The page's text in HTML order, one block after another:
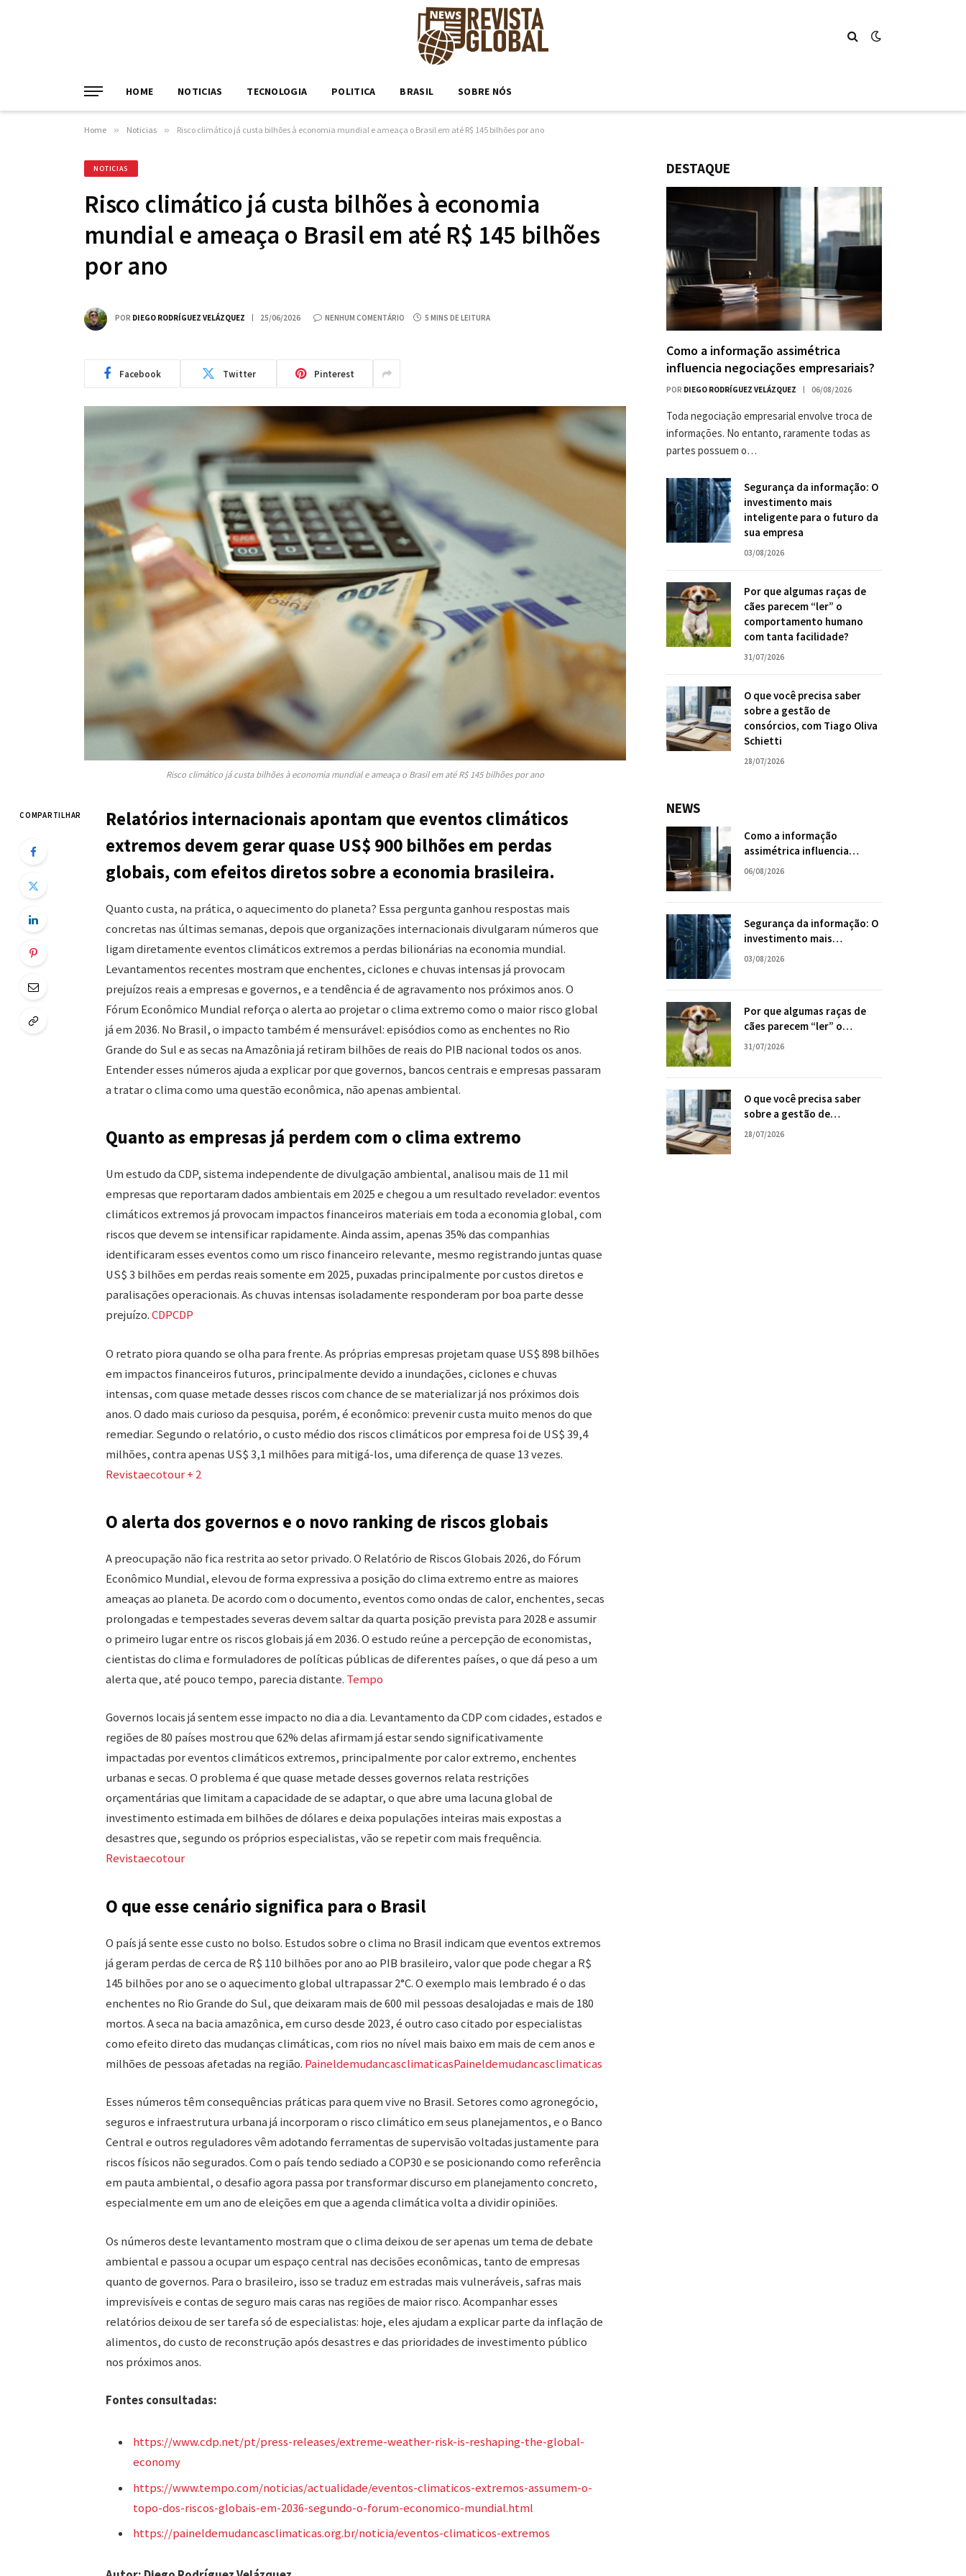
HOME NOTICIAS TECNOLOGIA POLITICA BRASIL SOBRE NÓS
Home » Noticias » Risco climático já custa bilhões à economia mundial e ameaça o Brasil em até R$ 145 bilhões por ano
NOTICIAS
Risco climático já custa bilhões à economia
mundial e ameaça o Brasil em até R$ 145 bilhões
por ano
POR DIEGO RODRÍGUEZ VELÁZQUEZ 25/06/2026 NENHUM COMENTÁRIO 5 MINS DE LEITURA
Facebook Twitter Pinterest
Risco climático já custa bilhões à economia mundial e ameaça o Brasil em até R$ 145 bilhões por ano
COMPARTILHAR
Relatórios internacionais apontam que eventos climáticos
extremos devem gerar quase US$ 900 bilhões em perdas
globais, com efeitos diretos sobre a economia brasileira.
Quanto custa, na prática, o aquecimento do planeta? Essa pergunta ganhou respostas mais
concretas nas últimas semanas, depois que organizações internacionais divulgaram números que
ligam diretamente eventos climáticos extremos a perdas bilionárias na economia mundial.
Levantamentos recentes mostram que enchentes, ciclones e chuvas intensas já provocam
prejuízos reais a empresas e governos, e a tendência é de agravamento nos próximos anos. O
Fórum Econômico Mundial reforça o alerta ao projetar o clima extremo como o maior risco global
já em 2036. No Brasil, o impacto também é mensurável: episódios como as enchentes no Rio
Grande do Sul e as secas na Amazônia já retiram bilhões de reais do PIB nacional todos os anos.
Entender esses números ajuda a explicar por que governos, bancos centrais e empresas passaram
a tratar o clima como uma questão econômica, não apenas ambiental.
Quanto as empresas já perdem com o clima extremo
Um estudo da CDP, sistema independente de divulgação ambiental, analisou mais de 11 mil
empresas que reportaram dados ambientais em 2025 e chegou a um resultado revelador: eventos
climáticos extremos já provocam impactos financeiros materiais em toda a economia global, com
riscos que devem se intensificar rapidamente. Ainda assim, apenas 35% das companhias
identificaram esses eventos como um risco financeiro relevante, mesmo registrando juntas quase
US$ 3 bilhões em perdas reais somente em 2025, puxadas principalmente por custos diretos e
paralisações operacionais. As chuvas intensas isoladamente responderam por boa parte desse
prejuízo.CDPCDP
O retrato piora quando se olha para frente. As próprias empresas projetam quase US$ 898 bilhões
em impactos financeiros futuros, principalmente devido a inundações, ciclones e chuvas
intensas, com quase metade desses riscos com chance de se materializar já nos próximos dois
anos. O dado mais curioso da pesquisa, porém, é econômico: prevenir custa muito menos do que
remediar. Segundo o relatório, o custo médio dos riscos climáticos por empresa foi de US$ 39,4
milhões, contra apenas US$ 3,1 milhões para mitigá-los, uma diferença de quase 13 vezes.
Revistaecotour + 2
O alerta dos governos e o novo ranking de riscos globais
A preocupação não fica restrita ao setor privado. O Relatório de Riscos Globais 2026, do Fórum
Econômico Mundial, elevou de forma expressiva a posição do clima extremo entre as maiores
ameaças ao planeta. De acordo com o documento, eventos como ondas de calor, enchentes, secas
prolongadas e tempestades severas devem saltar da quarta posição prevista para 2028 e assumir
o primeiro lugar entre os riscos globais já em 2036. O estudo reúne a percepção de economistas,
cientistas do clima e formuladores de políticas públicas de diferentes países, o que dá peso a um
alerta que, até pouco tempo, parecia distante. Tempo
Governos locais já sentem esse impacto no dia a dia. Levantamento da CDP com cidades, estados e
regiões de 80 países mostrou que 62% delas afirmam já estar sendo significativamente
impactadas por eventos climáticos extremos, principalmente por calor extremo, enchentes
urbanas e secas. O problema é que quase metade desses governos relata restrições
orçamentárias que limitam a capacidade de se adaptar, o que abre uma lacuna global de
investimento estimada em bilhões de dólares e deixa populações inteiras mais expostas a
desastres que, segundo os próprios especialistas, vão se repetir com mais frequência.
Revistaecotour
O que esse cenário significa para o Brasil
O país já sente esse custo no bolso. Estudos sobre o clima no Brasil indicam que eventos extremos
já geram perdas de cerca de R$ 110 bilhões por ano ao PIB brasileiro, valor que pode chegar a R$
145 bilhões por ano se o aquecimento global ultrapassar 2°C. O exemplo mais lembrado é o das
enchentes no Rio Grande do Sul, que deixaram mais de 600 mil pessoas desalojadas e mais de 180
mortos. A seca na bacia amazônica, em curso desde 2023, é outro caso citado por especialistas
como efeito direto das mudanças climáticas, com rios no nível mais baixo em mais de cem anos e
milhões de pessoas afetadas na região. PaineldemudancasclimaticasPaineldemudancasclimaticas
Esses números têm consequências práticas para quem vive no Brasil. Setores como agronegócio,
seguros e infraestrutura urbana já incorporam o risco climático em seus planejamentos, e o Banco
Central e outros reguladores vêm adotando ferramentas de supervisão voltadas justamente para
riscos físicos não segurados. Com o país tendo sediado a COP30 e se posicionando como referência
em pauta ambiental, o desafio agora passa por transformar discurso em planejamento concreto,
especialmente em um ano de eleições em que a agenda climática volta a dividir opiniões.
Os números deste levantamento mostram que o clima deixou de ser apenas um tema de debate
ambiental e passou a ocupar um espaço central nas decisões econômicas, tanto de empresas
quanto de governos. Para o brasileiro, isso se traduz em estradas mais vulneráveis, safras mais
imprevisíveis e contas de seguro mais caras nas regiões de maior risco. Acompanhar esses
relatórios deixou de ser tarefa só de especialistas: hoje, eles ajudam a explicar parte da inflação de
alimentos, do custo de reconstrução após desastres e das prioridades de investimento público
nos próximos anos.
Fontes consultadas:
https://www.cdp.net/pt/press-releases/extreme-weather-risk-is-reshaping-the-global-
economy
https://www.tempo.com/noticias/actualidade/eventos-climaticos-extremos-assumem-o-
topo-dos-riscos-globais-em-2036-segundo-o-forum-economico-mundial.html
https://paineldemudancasclimaticas.org.br/noticia/eventos-climaticos-extremos
DESTAQUE
Como a informação assimétrica
influencia negociações empresariais?
POR DIEGO RODRÍGUEZ VELÁZQUEZ 06/08/2026
Toda negociação empresarial envolve troca de
informações. No entanto, raramente todas as
partes possuem o…
Segurança da informação: O
investimento mais
inteligente para o futuro da
sua empresa
03/08/2026
Por que algumas raças de
cães parecem “ler” o
comportamento humano
com tanta facilidade?
31/07/2026
O que você precisa saber
sobre a gestão de
consórcios, com Tiago Oliva
Schietti
28/07/2026
NEWS
Como a informação
assimétrica influencia
negociações empresariais?
06/08/2026
Segurança da informação: O
investimento mais
inteligente para o futuro da
sua empresa
03/08/2026
Por que algumas raças de
cães parecem “ler” o
comportamento humano
com tanta facilidade?
31/07/2026
O que você precisa saber
sobre a gestão de
consórcios, com Tiago Oliva
Schietti
28/07/2026